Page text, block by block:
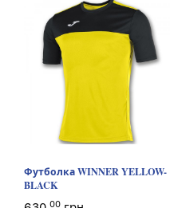
Футболка WINNER YELLOW-
BLACK
00